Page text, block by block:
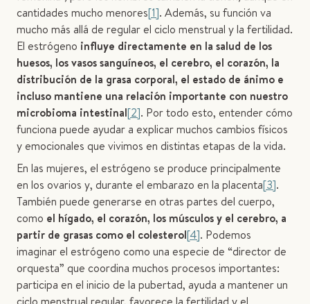
cantidades mucho menores[1]. Además, su función va
mucho más allá de regular el ciclo menstrual y la fertilidad.
El estrógeno influye directamente en la salud de los
huesos, los vasos sanguíneos, el cerebro, el corazón, la
distribución de la grasa corporal, el estado de ánimo e
incluso mantiene una relación importante con nuestro
microbioma intestinal[2]. Por todo esto, entender cómo
funciona puede ayudar a explicar muchos cambios físicos
y emocionales que vivimos en distintas etapas de la vida.
En las mujeres, el estrógeno se produce principalmente
en los ovarios y, durante el embarazo en la placenta[3].
También puede generarse en otras partes del cuerpo,
como el hígado, el corazón, los músculos y el cerebro, a
partir de grasas como el colesterol[4]. Podemos
imaginar el estrógeno como una especie de “director de
orquesta” que coordina muchos procesos importantes:
participa en el inicio de la pubertad, ayuda a mantener un